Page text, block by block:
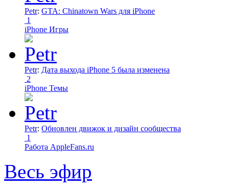
Petr: GTA: Chinatown Wars для iPhone
1
iPhone Игры
Petr: Дата выхода iPhone 5 была изменена
2
iPhone Темы
Petr: Обновлен движок и дизайн сообщества
1
Работа AppleFans.ru
Весь эфир